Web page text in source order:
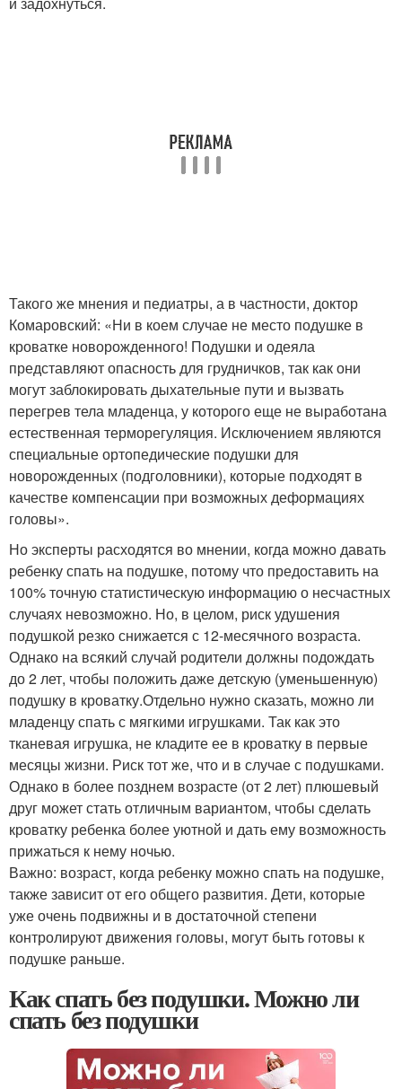
Такого же мнения и педиатры, а в частности, доктор
Комаровский: «Ни в коем случае не место подушке в
кроватке новорожденного! Подушки и одеяла
представляют опасность для грудничков, так как они
могут заблокировать дыхательные пути и вызвать
перегрев тела младенца, у которого еще не выработана
естественная терморегуляция. Исключением являются
специальные ортопедические подушки для
новорожденных (подголовники), которые подходят в
качестве компенсации при возможных деформациях
головы».
Но эксперты расходятся во мнении, когда можно давать
ребенку спать на подушке, потому что предоставить на
100% точную статистическую информацию о несчастных
случаях невозможно. Но, в целом, риск удушения
подушкой резко снижается с 12-месячного возраста.
Однако на всякий случай родители должны подождать
до 2 лет, чтобы положить даже детскую (уменьшенную)
подушку в кроватку.Отдельно нужно сказать, можно ли
младенцу спать с мягкими игрушками. Так как это
тканевая игрушка, не кладите ее в кроватку в первые
месяцы жизни. Риск тот же, что и в случае с подушками.
Однако в более позднем возрасте (от 2 лет) плюшевый
друг может стать отличным вариантом, чтобы сделать
кроватку ребенка более уютной и дать ему возможность
прижаться к нему ночью.
Важно: возраст, когда ребенку можно спать на подушке,
также зависит от его общего развития. Дети, которые
уже очень подвижны и в достаточной степени
контролируют движения головы, могут быть готовы к
подушке раньше.
Как спать без подушки. Можно ли
спать без подушки